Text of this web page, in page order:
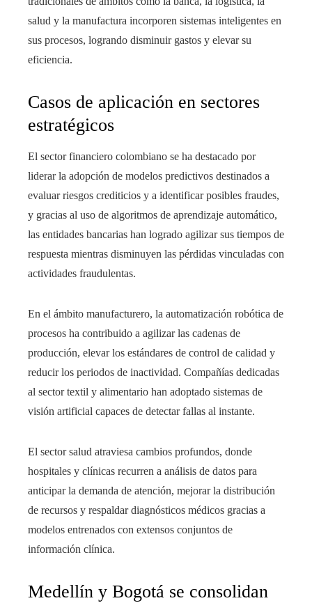
salud y la manufactura incorporen sistemas inteligentes en
sus procesos, logrando disminuir gastos y elevar su
eficiencia.
Casos de aplicación en sectores
estratégicos
El sector financiero colombiano se ha destacado por
liderar la adopción de modelos predictivos destinados a
evaluar riesgos crediticios y a identificar posibles fraudes,
y gracias al uso de algoritmos de aprendizaje automático,
las entidades bancarias han logrado agilizar sus tiempos de
respuesta mientras disminuyen las pérdidas vinculadas con
actividades fraudulentas.
En el ámbito manufacturero, la automatización robótica de
procesos ha contribuido a agilizar las cadenas de
producción, elevar los estándares de control de calidad y
reducir los periodos de inactividad. Compañías dedicadas
al sector textil y alimentario han adoptado sistemas de
visión artificial capaces de detectar fallas al instante.
El sector salud atraviesa cambios profundos, donde
hospitales y clínicas recurren a análisis de datos para
anticipar la demanda de atención, mejorar la distribución
de recursos y respaldar diagnósticos médicos gracias a
modelos entrenados con extensos conjuntos de
información clínica.
Medellín y Bogotá se consolidan